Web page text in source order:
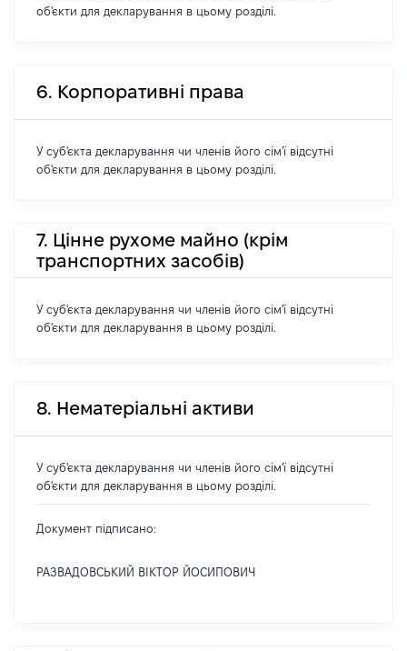
об'єкти для декларування в цьому розділі.
6. Корпоративні права
У суб'єкта декларування чи членів його сім'ї відсутні
об'єкти для декларування в цьому розділі.
7. Цінне рухоме майно (крім
транспортних засобів)
У суб'єкта декларування чи членів його сім'ї відсутні
об'єкти для декларування в цьому розділі.
8. Нематеріальні активи
У суб'єкта декларування чи членів його сім'ї відсутні
об'єкти для декларування в цьому розділі.
Документ підписано:
РАЗВАДОВСЬКИЙ ВІКТОР ЙОСИПОВИЧ